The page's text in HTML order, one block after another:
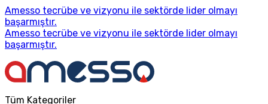
Amesso tecrübe ve vizyonu ile sektörde lider olmayı
başarmıştır.
Amesso tecrübe ve vizyonu ile sektörde lider olmayı
başarmıştır.
Tüm Kategoriler